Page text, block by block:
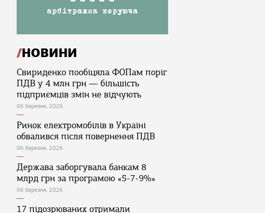
НОВИНИ
Свириденко пообіцяла ФОПам поріг
ПДВ у 4 млн грн — більшість
підприємців змін не відчують
06 березня, 2026
Ринок електромобілів в Україні
обвалився після повернення ПДВ
06 березня, 2026
Держава заборгувала банкам 8
млрд грн за програмою «5-7-9%»
06 березня, 2026
17 підозрюваних отримали